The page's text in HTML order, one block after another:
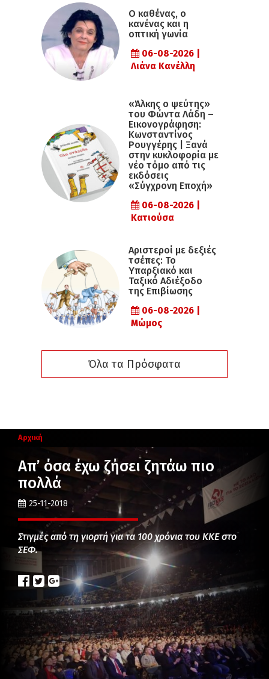
Ο καθένας, ο
κανένας και η
οπτική γωνία
06-08-2026 |
Λιάνα Κανέλλη
«Άλκης ο ψεύτης»
του Φώντα Λάδη –
Εικονογράφηση:
Κωνσταντίνος
Ρουγγέρης | Ξανά
στην κυκλοφορία με
νέο τόμο από τις
εκδόσεις
«Σύγχρονη Εποχή»
06-08-2026 |
Κατιούσα
Αριστεροί με δεξιές
τσέπες: Το
Υπαρξιακό και
Ταξικό Αδιέξοδο
της Επιβίωσης
06-08-2026 |
Μώμος
Όλα τα Πρόσφατα
Αρχική
Απ’ όσα έχω ζήσει ζητάω πιο
πολλά
25-11-2018
Στιγμές από τη γιορτή για τα 100 χρόνια του ΚΚΕ στο
ΣΕΦ.